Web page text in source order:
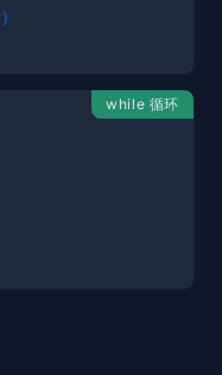
)
while 循环